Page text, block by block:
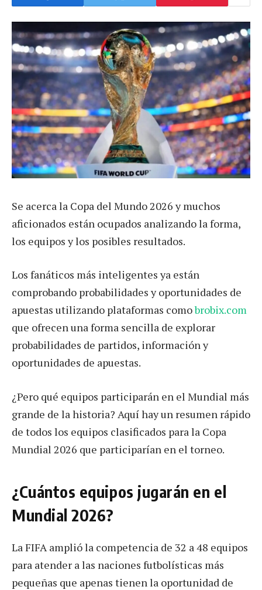
Se acerca la Copa del Mundo 2026 y muchos
aficionados están ocupados analizando la forma,
los equipos y los posibles resultados.
Los fanáticos más inteligentes ya están
comprobando probabilidades y oportunidades de
apuestas utilizando plataformas comobrobix.com
que ofrecen una forma sencilla de explorar
probabilidades de partidos, información y
oportunidades de apuestas.
¿Pero qué equipos participarán en el Mundial más
grande de la historia? Aquí hay un resumen rápido
de todos los equipos clasificados para la Copa
Mundial 2026 que participarían en el torneo.
¿Cuántos equipos jugarán en el
Mundial 2026?
La FIFA amplió la competencia de 32 a 48 equipos
para atender a las naciones futbolísticas más
pequeñas que apenas tienen la oportunidad de